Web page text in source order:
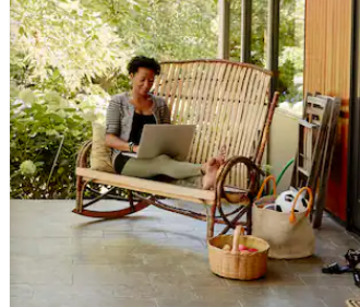
nach oben und unten oder erkunde die